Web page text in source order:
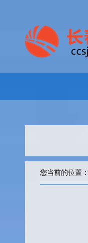
您当前的位置：